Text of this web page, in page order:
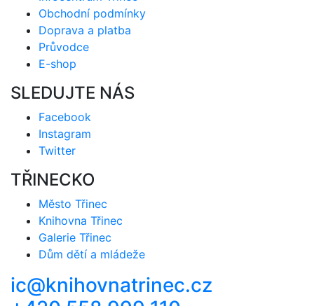
Obchodní podmínky
Doprava a platba
Průvodce
E-shop
SLEDUJTE NÁS
Facebook
Instagram
Twitter
TŘINECKO
Město Třinec
Knihovna Třinec
Galerie Třinec
Dům dětí a mládeže
ic@knihovnatrinec.cz